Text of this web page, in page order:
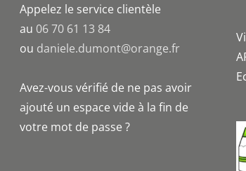
Appelez le service clientèle
au 06 70 61 13 84
ou daniele.dumont@orange.fr
Avez-vous vérifié de ne pas avoir
ajouté un espace vide à la fin de
votre mot de passe ?